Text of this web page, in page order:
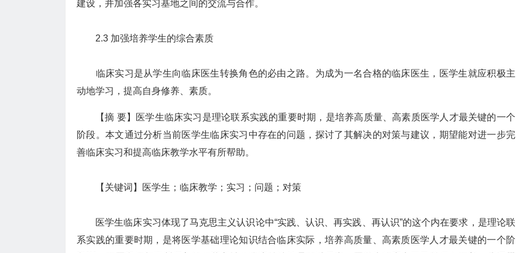
建设，并加强各实习基地之间的交流与合作。
2.3 加强培养学生的综合素质
临床实习是从学生向临床医生转换角色的必由之路。为成为一名合格的临床医生，医学生就应积极主
动地学习，提高自身修养、素质。
【摘 要】医学生临床实习是理论联系实践的重要时期，是培养高质量、高素质医学人才最关键的一个
阶段。本文通过分析当前医学生临床实习中存在的问题，探讨了其解决的对策与建议，期望能对进一步完
善临床实习和提高临床教学水平有所帮助。
【关键词】医学生；临床教学；实习；问题；对策
医学生临床实习体现了马克思主义认识论中“实践、认识、再实践、再认识”的这个内在要求，是理论联
系实践的重要时期，是将医学基础理论知识结合临床实际，培养高质量、高素质医学人才最关键的一个阶